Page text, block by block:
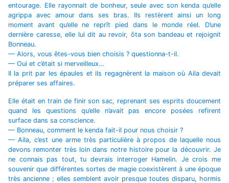
entourage. Elle rayonnait de bonheur, seule avec son kenda qu’elle
agrippa avec amour dans ses bras. Ils restèrent ainsi un long
moment avant qu’elle ne reprît pied dans le monde réel. D’une
dernière caresse, elle lui dit au revoir, ôta son bandeau et rejoignit
Bonneau.
— Alors, vous êtes-vous bien choisis ? questionna-t-il.
— Oui et c’était si merveilleux…
Il la prit par les épaules et ils regagnèrent la maison où Aila devait
préparer ses affaires.
Elle était en train de finir son sac, reprenant ses esprits doucement
quand les questions qu’elle n’avait pas encore posées refirent
surface dans sa conscience.
— Bonneau, comment le kenda fait-il pour nous choisir ?
— Aila, c’est une arme très particulière à propos de laquelle nous
devons remonter très loin dans notre histoire pour la découvrir. Je
ne connais pas tout, tu devrais interroger Hamelin. Je crois me
souvenir que différentes sortes de magie coexistèrent à une époque
très ancienne ; elles semblent avoir presque toutes disparu, hormis